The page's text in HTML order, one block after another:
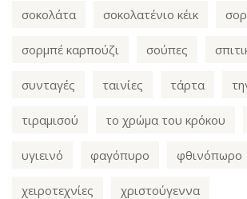
σοκολάτα σοκολατένιο κέικ
σορμπέ καρπούζι σούπες
συνταγές ταινίες τάρτα
τιραμισού το χρώμα του κρόκου
υγιεινό φαγόπυρο φθινόπωρο
χειροτεχνίες χριστούγεννα